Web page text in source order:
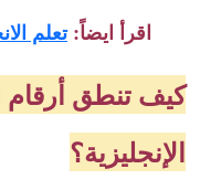
اقرأ ايضاً:تعلم
كيف تنطق
الإنجليزية؟